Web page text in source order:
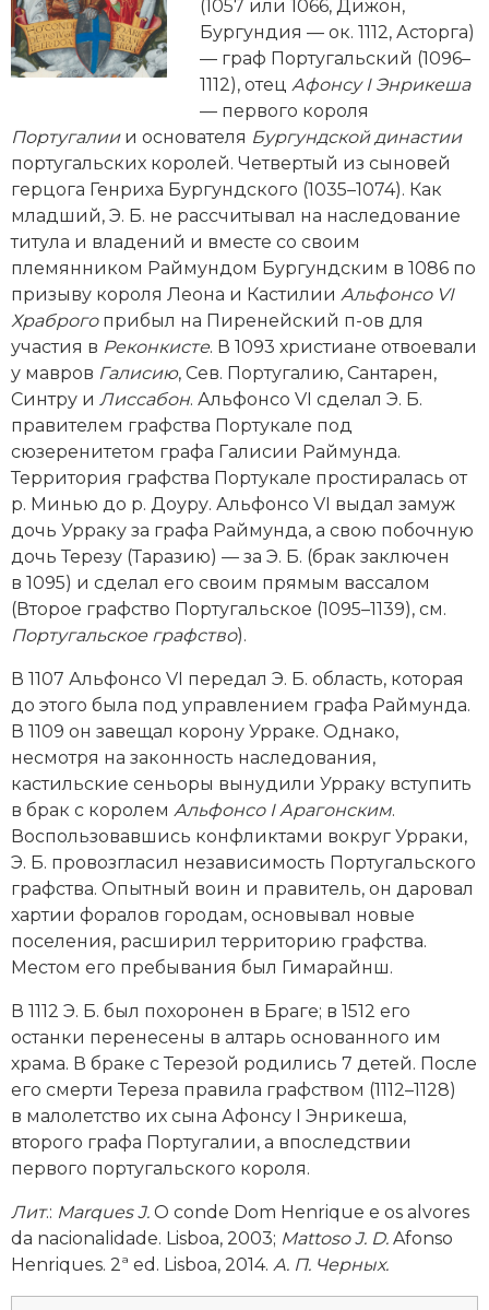
Генеалогия, геральдика
Государство и право
Империи
Историческая география и топонимика
История материальной и духовной культуры
История международных отношений
История, философия, теория и методология
исторического знания
Итория международных отношений
Латинская Америка
Новая история
Новейшая история
Нумизматика
Общественные объединения и организации
Политическая история
Революции и народные движения
Религия и церковь
Россия
Северная Америка
Специальные исторические дисциплины
СССР
Южная Америка
(1057 или 1066, Дижон,
Бургундия — ок. 1112, Асторга)
— граф Португальский (1096–
1112), отец Афонсу I Энрикеша
— первого короля
Португалиии основателя Бургундской династии
португальских королей. Четвертый из сыновей
герцога Генриха Бургундского (1035–1074). Как
младший, Э. Б. не рассчитывал на наследование
титула и владений и вместе со своим
племянником Раймундом Бургундским в 1086 по
призыву короля Леона и Кастилии Альфонсо VI
Храброгоприбыл на Пиренейский п-ов для
участия в Реконкисте. В 1093 христиане отвоевали
у мавров Галисию, Сев. Португалию, Сантарен,
Синтру и Лиссабон. Альфонсо VI сделал Э. Б.
правителем графства Портукале под
сюзеренитетом графа Галисии Раймунда.
Территория графства Портукале простиралась от
р. Минью до р. Доуру. Альфонсо VI выдал замуж
дочь Урраку за графа Раймунда, а свою побочную
дочь Терезу (Таразию) — за Э. Б. (брак заключен
в 1095) и сделал его своим прямым вассалом
(Второе графство Португальское (1095–1139), см.
Португальское графство).
В 1107 Альфонсо VI передал Э. Б. область, которая
до этого была под управлением графа Раймунда.
В 1109 он завещал корону Урраке. Однако,
несмотря на законность наследования,
кастильские сеньоры вынудили Урраку вступить
в брак с королем Альфонсо IАрагонским.
Воспользовавшись конфликтами вокруг Урраки,
Э. Б. провозгласил независимость Португальского
графства. Опытный воин и правитель, он даровал
хартии форалов городам, основывал новые
поселения, расширил территорию графства.
Местом его пребывания был Гимарайнш.
В 1112 Э. Б. был похоронен в Браге; в 1512 его
останки перенесены в алтарь основанного им
храма. В браке с Терезой родились 7 детей. После
его смерти Тереза правила графством (1112–1128)
в малолетство их сына Афонсу I Энрикеша,
второго графа Португалии, а впоследствии
первого португальского короля.
Лит.: Marques J. O conde Dom Henrique e os alvores
da nacionalidade. Lisboa, 2003; Mattoso J. D. Afonso
Henriques. 2ª ed. Lisboa, 2014. А. П. Черных.